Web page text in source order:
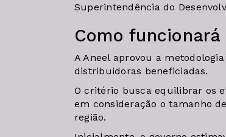
Superintendência do
Como funcionará
A Aneel aprovou a
distribuidoras beneficiadas.
O critério busca equilibrar os
em consideração o tamanho
região.